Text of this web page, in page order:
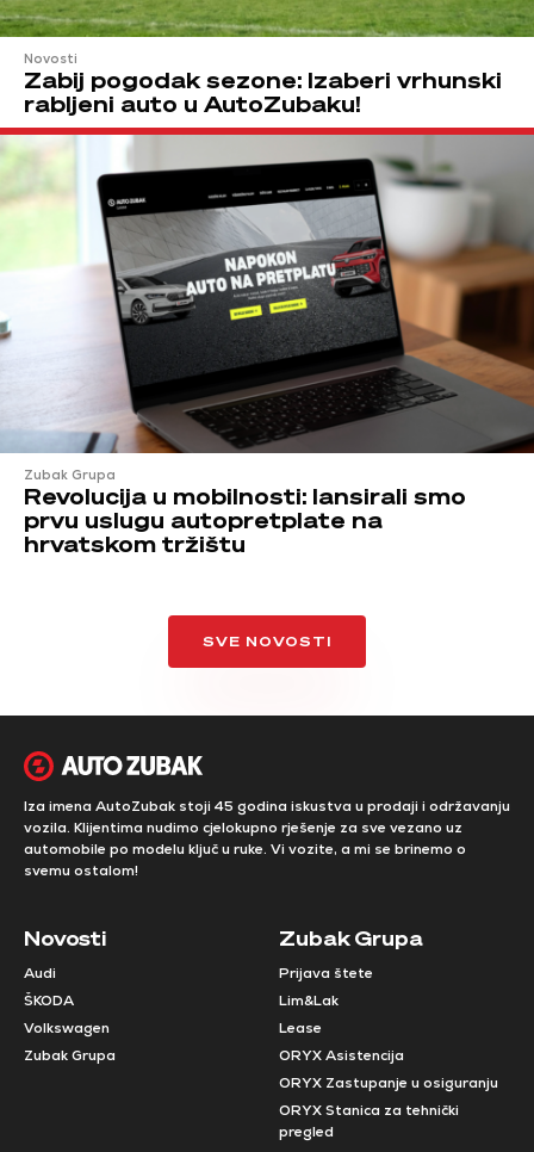
Novosti
Zabij pogodak sezone: Izaberi vrhunski
rabljeni auto u AutoZubaku!
Zubak Grupa
Revolucija u mobilnosti: lansirali smo
prvu uslugu autopretplate na
hrvatskom tržištu
SVE NOVOSTI
Iza imena AutoZubak stoji 45 godina iskustva u prodaji i održavanju
vozila. Klijentima nudimo cjelokupno rješenje za sve vezano uz
automobile po modelu ključ u ruke. Vi vozite, a mi se brinemo o
svemu ostalom!
Novosti
Audi
ŠKODA
Volkswagen
Zubak Grupa
Zubak Grupa
Prijava štete
Lim&Lak
Lease
ORYX Asistencija
ORYX Zastupanje u osiguranju
ORYX Stanica za tehnički
pregled